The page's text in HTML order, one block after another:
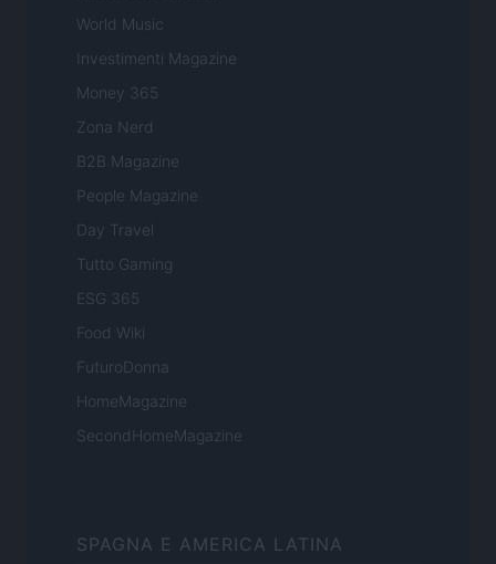
World Music
Investimenti Magazine
Money 365
Zona Nerd
B2B Magazine
People Magazine
Day Travel
Tutto Gaming
ESG 365
Food Wiki
FuturoDonna
HomeMagazine
SecondHomeMagazine
SPAGNA E AMERICA LATINA